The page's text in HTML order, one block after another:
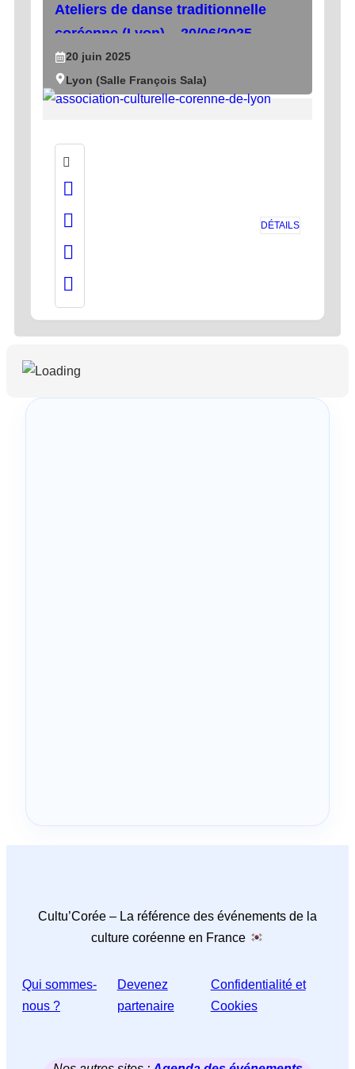
Ateliers de danse traditionnelle
coréenne (Lyon) – 20/06/2025
20 juin 2025
Lyon (Salle François Sala)
DÉTAILS
Cultu’Corée – La référence des événements de la
culture coréenne en France
Qui sommes-
nous ?
Devenez
partenaire
Confidentialité et
Cookies